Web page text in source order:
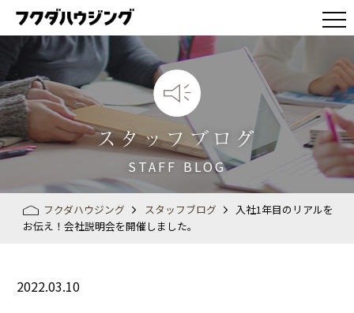
スタッフブログ
STAFF BLOG
フクダハウジング スタッフブログ
入社1年目のリアルを
お伝え！会社説明会を開催しました。
2022.03.10